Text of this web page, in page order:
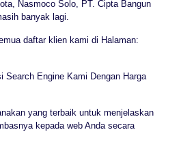
Nasmoco Solo, PT. Cipta Bangun
banyak lagi.
daftar klien kami di Halaman:
Search Engine Kami Dengan Harga
yang terbaik untuk menjelaskan
kepada web Anda secara